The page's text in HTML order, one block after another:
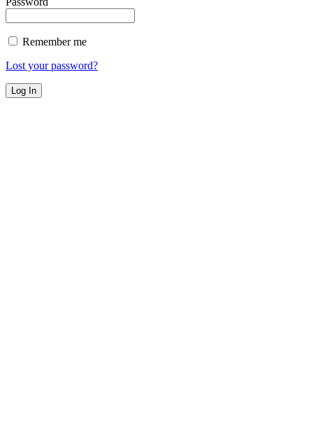
Remember me
Lost your password?